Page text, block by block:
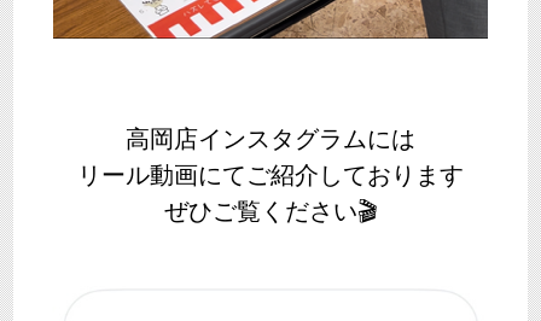
高岡店インスタグラムには
リール動画にてご紹介しております
ぜひご覧ください🎬